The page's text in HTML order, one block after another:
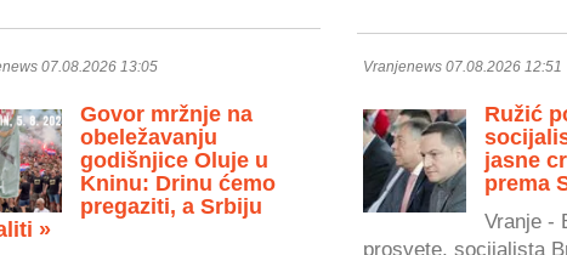
07.08.2026 13:05
Govor mržnje na
obeležavanju
godišnjice Oluje u
Kninu: Drinu ćemo
pregaziti, a Srbiju
»
Vranjenews 07.08.2026 12:51
Ružić
jasne
prema
Vranje -
prosvete, socijalista